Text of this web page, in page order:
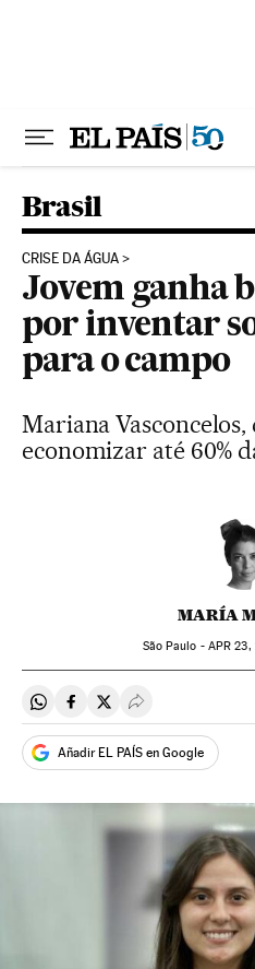
Brasil
CRISE DA ÁGUA
Jovem ganha
por inventar
para o campo
Mariana
economizar até 60%
MARÍA
São Paulo - APR 23,
Compartir en Whatsapp
Compartir en Facebook
Compartir en Twitter
Desplegar
Añadir EL PAÍS en Google